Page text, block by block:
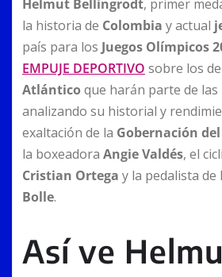
Helmut Bellingrodt, primer
la historia de Colombia y actual
país para los Juegos Olímpicos
EMPUJE DEPORTIVO sobre los
Atlántico que harán parte de
analizando su historial y
exaltación de la Gobernación
la boxeadora Angie Valdés, el
Cristian Ortega y la pedalista de
Bolle.
Así ve